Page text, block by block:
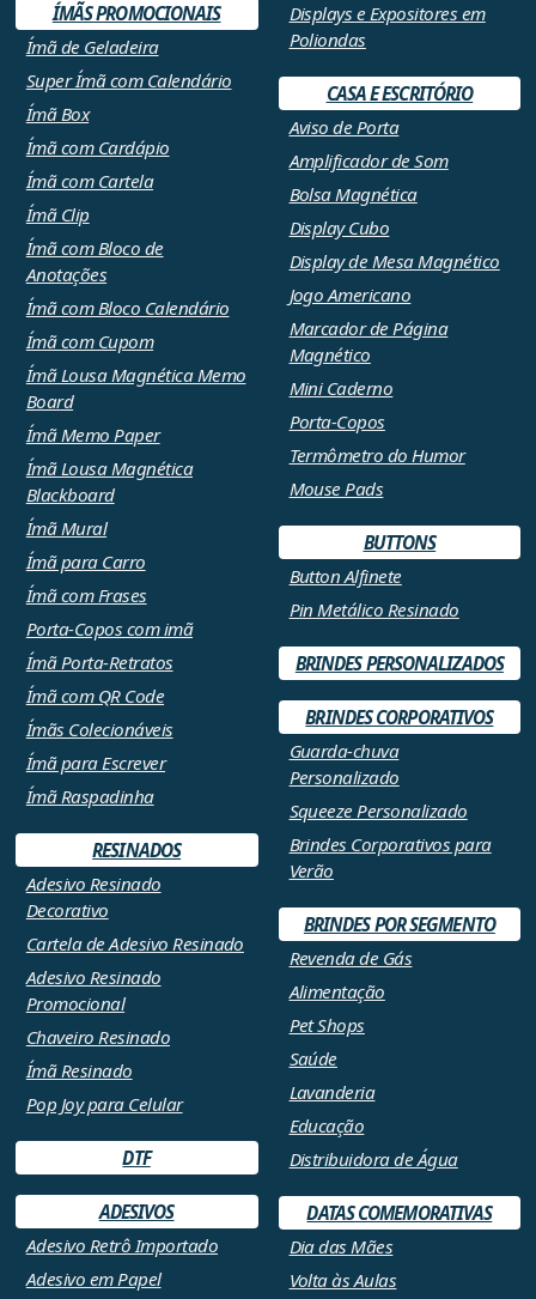
ÍMÃS PROMOCIONAIS
Ímã de Geladeira
Super Ímã com Calendário
Ímã Box
Ímã com Cardápio
Ímã com Cartela
Ímã Clip
Ímã com Bloco de
Anotações
Ímã com Bloco Calendário
Ímã com Cupom
Ímã Lousa Magnética Memo
Board
Ímã Memo Paper
Ímã Lousa Magnética
Blackboard
Ímã Mural
Ímã para Carro
Ímã com Frases
Porta-Copos com imã
Ímã Porta-Retratos
Ímã com QR Code
Ímãs Colecionáveis
Ímã para Escrever
Ímã Raspadinha
RESINADOS
Adesivo Resinado
Decorativo
Cartela de Adesivo Resinado
Adesivo Resinado
Promocional
Chaveiro Resinado
Ímã Resinado
Pop Joy para Celular
DTF
ADESIVOS
Adesivo Retrô Importado
Adesivo em Papel
Displays e Expositores em
Poliondas
CASA E ESCRITÓRIO
Aviso de Porta
Amplificador de Som
Bolsa Magnética
Display Cubo
Display de Mesa Magnético
Jogo Americano
Marcador de Página
Magnético
Mini Caderno
Porta-Copos
Termômetro do Humor
Mouse Pads
BUTTONS
Button Alfinete
Pin Metálico Resinado
BRINDES PERSONALIZADOS
BRINDES CORPORATIVOS
Guarda-chuva
Personalizado
Squeeze Personalizado
Brindes Corporativos para
Verão
BRINDES POR SEGMENTO
Revenda de Gás
Alimentação
Pet Shops
Saúde
Lavanderia
Educação
Distribuidora de Água
DATAS COMEMORATIVAS
Dia das Mães
Volta às Aulas